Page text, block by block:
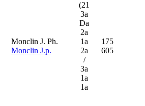
Monclin J. Ph.
Monclin J.p.
(21
3a
Da
2a
1a
2a
/
3a
1a
1a
175
605